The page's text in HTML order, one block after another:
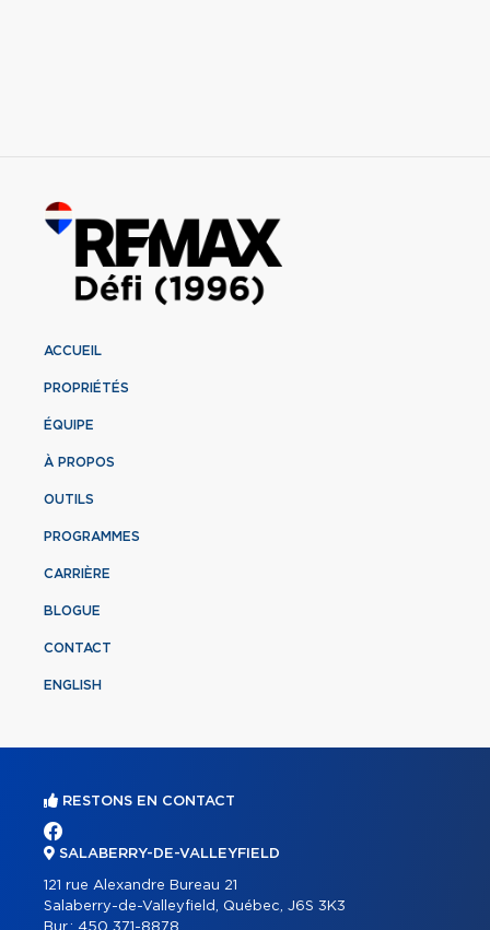
ACCUEIL
PROPRIÉTÉS
ÉQUIPE
À PROPOS
OUTILS
PROGRAMMES
CARRIÈRE
BLOGUE
CONTACT
ENGLISH
RESTONS EN CONTACT
SALABERRY-DE-VALLEYFIELD
121 rue Alexandre Bureau 21
Salaberry-de-Valleyfield, Québec, J6S 3K3
Bur.: 450 371-8878